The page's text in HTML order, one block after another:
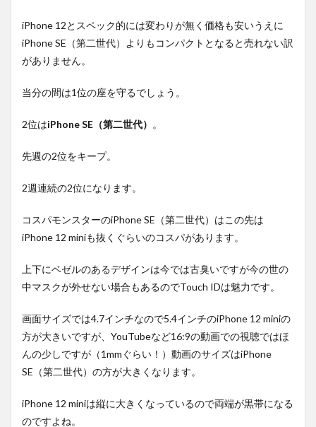
iPhone 12とスペック的には変わりが無く価格も安いうえに
iPhone SE（第二世代）よりもコンパクトとなると売れない訳
がありません。
当分の間は1位の座を守るでしょう。
2位はiPhone SE（第二世代） 。
先週の2位をキープ。
2週連続の2位になります。
コスパモンスターのiPhone SE（第二世代）はこの先は
iPhone 12 miniも抜くぐらいのコスパがあります。
上下にベゼルのあるデザインは今では古臭いですが今の世の
中マスクが外せない場合もあるのでTouch IDは魅力です。
画面サイズでは4.7インチなので5.4インチのiPhone 12 miniの
方が大きいですが、YouTubeなど16:9の動画での視聴ではほ
んの少しですが（1mmぐらい！）動画のサイズはiPhone
SE（第二世代）の方が大きくなります。
iPhone 12 miniは縦に大きくなっているので両端が黒帯になる
のですよね。